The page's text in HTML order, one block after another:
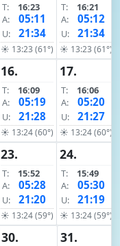
T:
16:23
A:
05:11
U: 21:34
☀ 13:23 (61°)
T:
16:21
A:
05:12
U: 21:34
☀ 13:23 (61°)
16.
T:
16:09
A:
05:19
U: 21:28
☀ 13:24 (60°)
17.
T:
16:06
A:
05:20
U: 21:27
☀ 13:24 (60°)
23.
T:
15:52
A:
05:28
U: 21:20
☀ 13:24 (59°)
24.
T:
15:49
A:
05:30
U: 21:19
☀ 13:24 (59°)
30. 31.